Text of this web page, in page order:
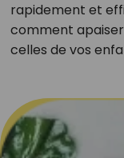
rapidement et
comment
celles de vos